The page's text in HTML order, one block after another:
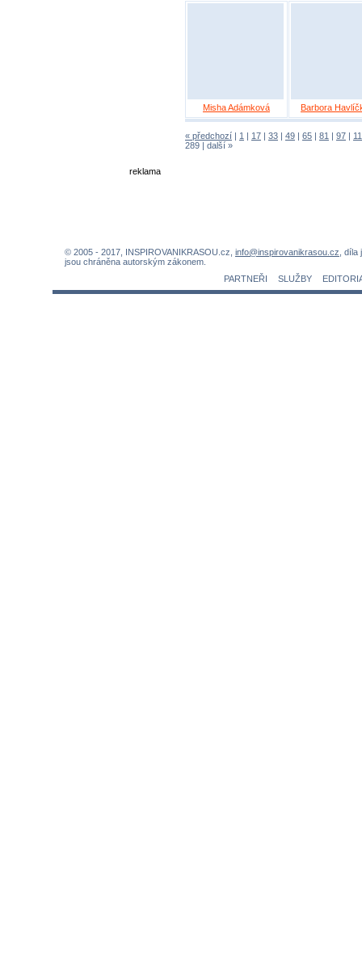
Misha Adámková Barbora
« předchozí 1 17 33 49 65 81 97
289
další »
reklama
© 2005 - 2017, INSPIROVANIKRASOU.cz, info@inspirovanikrasou.cz, díla
jsou chráněna autorským zákonem.
PARTNEŘI
SLUŽBY